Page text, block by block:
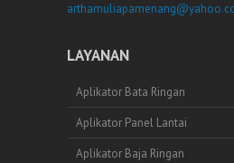
LAYANAN
Aplikator Bata Ringan
Aplikator Panel Lantai
Aplikator Baja Ringan